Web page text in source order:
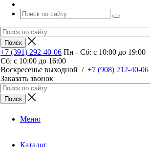
+7 (391) 292-40-06 Пн - Сб: c 10:00 до 19:00
Сб: c 10:00 до 16:00
​Воскресенье выходной / +7 (908) 212-40-06
Заказать звонок
Меню
Каталог